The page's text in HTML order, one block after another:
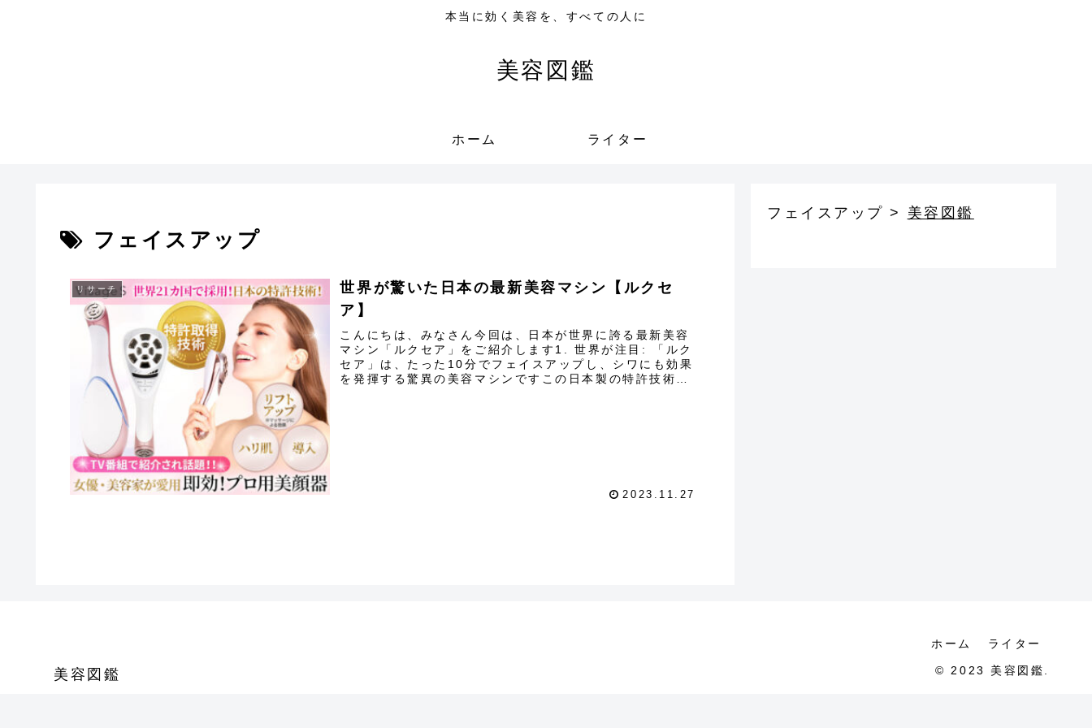
本当に効く美容を、すべての人に
美容図鑑
ホーム ライター
フェイスアップ
リサーチ
世界が驚いた日本の最新美容マシン【ルクセ
ア】
こんにちは、みなさん今回は、日本が世界に誇る最新美容
マシン「ルクセア」をご紹介します1. 世界が注目: 「ルク
セア」は、たった10分でフェイスアップし、シワにも効果
を発揮する驚異の美容マシンですこの日本製の特許技術が
2023.11.27
フェイスアップ > 美容図鑑
美容図鑑
ホーム ライター
© 2023 美容図鑑.